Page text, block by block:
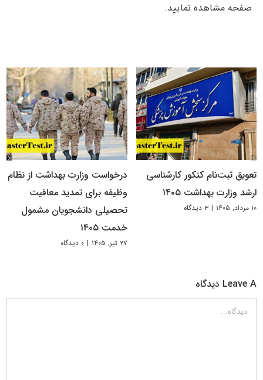
صفحه مشاهده نمایید.
تعویق ثبت‌نام کنکور کارشناسی
ارشد وزارت بهداشت ۱۴۰۵
۱۰ مرداد, ۱۴۰۵ | ۳ دیدگاه
درخواست وزارت بهداشت از نظام
وظیفه برای تمدید معافیت
تحصیلی دانشجویان مشمول
خدمت ۱۴۰۵
۲۷ تیر, ۱۴۰۵ | ۰ دیدگاه
Leave A دیدگاه
دیدگاه